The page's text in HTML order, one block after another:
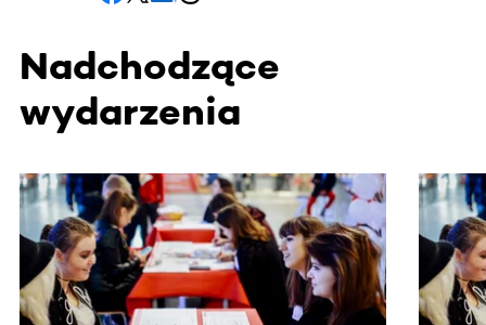
Nadchodzące
wydarzenia
Ta sekcja zawiera treści przewijane w poziomie. Użyj